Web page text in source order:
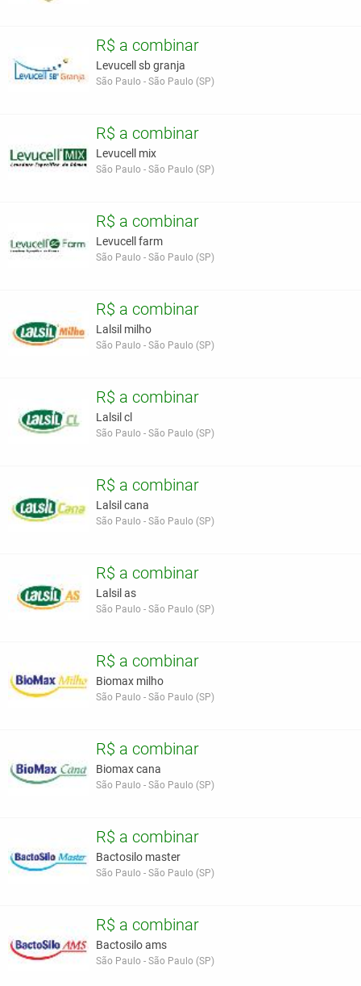
R$ a combinar
Levucell sb granja
São Paulo - São Paulo (SP)
R$ a combinar
Levucell mix
São Paulo - São Paulo (SP)
R$ a combinar
Levucell farm
São Paulo - São Paulo (SP)
R$ a combinar
Lalsil milho
São Paulo - São Paulo (SP)
R$ a combinar
Lalsil cl
São Paulo - São Paulo (SP)
R$ a combinar
Lalsil cana
São Paulo - São Paulo (SP)
R$ a combinar
Lalsil as
São Paulo - São Paulo (SP)
R$ a combinar
Biomax milho
São Paulo - São Paulo (SP)
R$ a combinar
Biomax cana
São Paulo - São Paulo (SP)
R$ a combinar
Bactosilo master
São Paulo - São Paulo (SP)
R$ a combinar
Bactosilo ams
São Paulo - São Paulo (SP)